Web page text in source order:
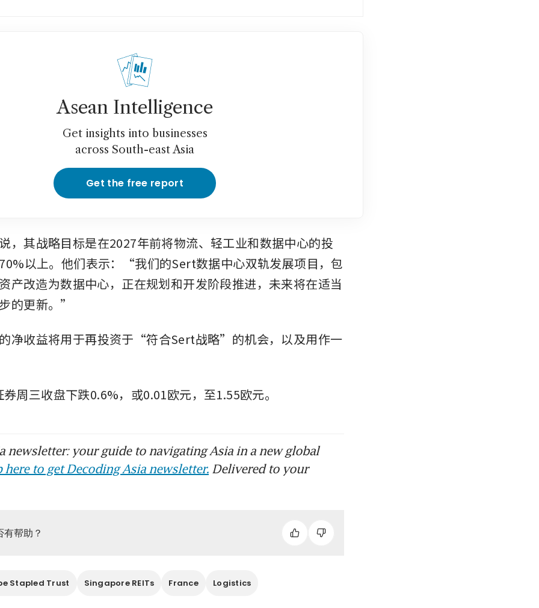
Asean Intelligence
Get insights into businesses
across South-east Asia
Get the free report
，其战略目标是在2027年前将物流、轻工业和数据中心的投
以上。他们表示：“我们的Sert数据中心双轨发展项目，包
产改造为数据中心，正在规划和开发阶段推进，未来将在适当
的更新。”
净收益将用于再投资于“符合Sert战略”的机会，以及用作一
周三收盘下跌0.6%，或0.01欧元，至1.55欧元。
newsletter: your guide to navigating Asia in a new global
here to get Decoding Asia newsletter. Delivered to your
帮助？
Stapled Trust Singapore REITs France Logistics